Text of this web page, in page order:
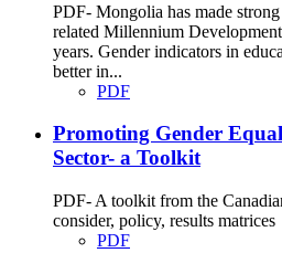
PDF- Mongolia has made
related Millennium
years. Gender indicators in
better in...
PDF
Promoting Gender
Sector- a Toolkit
PDF- A toolkit from the
consider, policy, results matrices
PDF